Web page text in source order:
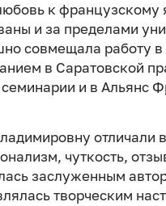
к французскому
и за пределами
совмещала работу в
в Саратовской
и в Альянс
отличали
чуткость,
заслуженным
творческим